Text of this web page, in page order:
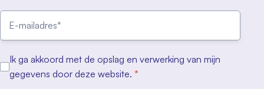
Ik ga akkoord met de opslag en verwerking van mijn
gegevens door deze website. *